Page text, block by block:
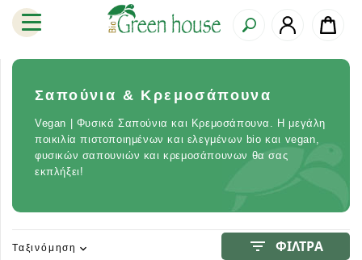
Σαπούνια & Κρεμοσάπουνα
Vegan | Φυσικά Σαπούνια και Κρεμοσάπουνα. Η μεγάλη
ποικιλία πιστοποιημένων και ελεγμένων bio και vegan,
φυσικών σαπουνιών και κρεμοσάπουνων θα σας
εκπλήξει!
Ταξινόμηση expand_more filter_list ΦΙΛΤΡΑ